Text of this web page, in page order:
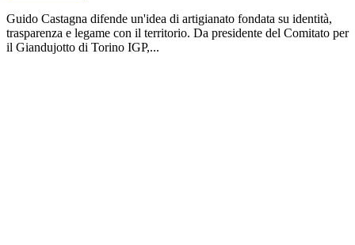
Guido Castagna difende un'idea di artigianato fondata su identità,
trasparenza e legame con il territorio. Da presidente del Comitato per
il Giandujotto di Torino IGP,...